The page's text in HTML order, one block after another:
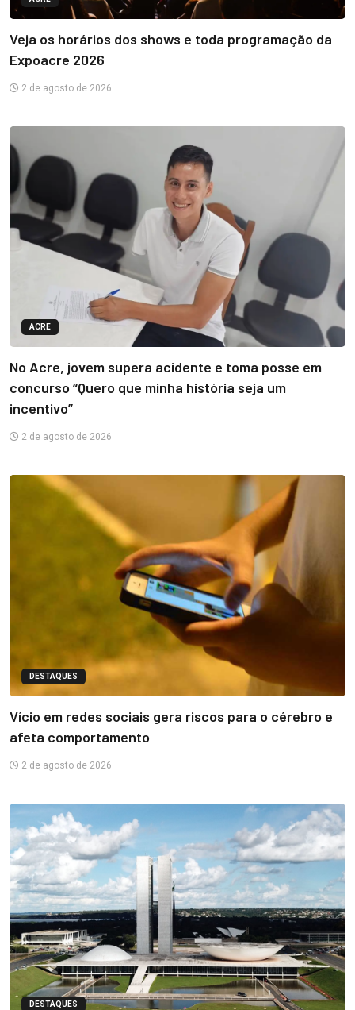
Veja os horários dos shows e toda programação da
Expoacre 2026
2 de agosto de 2026
ACRE
No Acre, jovem supera acidente e toma posse em
concurso “Quero que minha história seja um
incentivo”
2 de agosto de 2026
DESTAQUES
Vício em redes sociais gera riscos para o cérebro e
afeta comportamento
2 de agosto de 2026
DESTAQUES